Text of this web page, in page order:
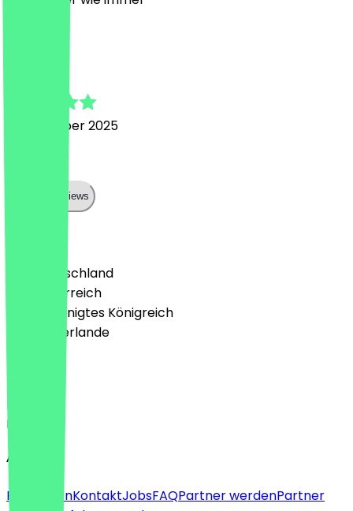
3. November 2025
Show all reviews
🇩🇪 Deutschland
🇦🇹 Österreich
🇬🇧 Vereinigtes Königreich
🇳🇱 Niederlande
Deutsch
English
About
Für FirmenKontaktJobsFAQPartner werdenPartner